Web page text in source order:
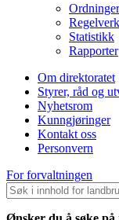
Ordninger
Regelverk
Statistikk
Rapporter
Om direktoratet
Styrer, råd og
Nyhetsrom
Kunngjøringer
Kontakt oss
Personvern
For forvaltningen